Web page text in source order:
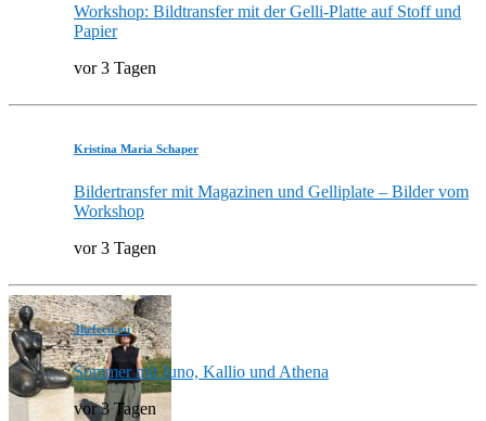
Workshop: Bildtransfer mit der Gelli-Platte auf Stoff und
Papier
vor 3 Tagen
Kristina Maria Schaper
Bildertransfer mit Magazinen und Gelliplate – Bilder vom
Workshop
vor 3 Tagen
3hefecit.eu
Sommer mit Juno, Kallio und Athena
vor 3 Tagen